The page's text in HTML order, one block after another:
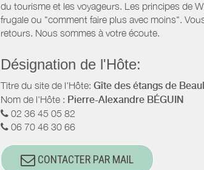
du tourisme et les voyageurs. Les principes de
frugale ou "comment faire plus avec moins".
retours. Nous sommes à votre écoute.
Désignation de l'Hôte:
Titre du site de l'Hôte: Gîte des étangs de
Nom de l'Hôte : Pierre-Alexandre BÉGUIN
02 36 45 05 82
06 70 46 30 66
CONTACTER PAR MAIL